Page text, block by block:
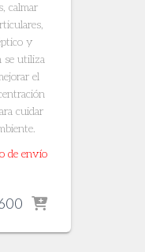
calmar
y
se utiliza
el
cuidar
de envío
Price
$ 23.000